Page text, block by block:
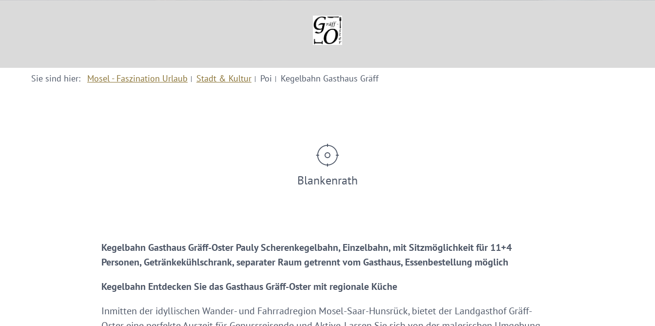
Sie sind hier: Mosel - Faszination Urlaub Stadt & Kultur Poi Kegelbahn Gasthaus Gräff
Blankenrath
Kegelbahn Gasthaus Gräff-Oster Pauly Scherenkegelbahn, Einzelbahn, mit Sitzmöglichkeit für 11+4
Personen, Getränkekühlschrank, separater Raum getrennt vom Gasthaus, Essenbestellung möglich
Kegelbahn Entdecken Sie das Gasthaus Gräff-Oster mit regionale Küche
Inmitten der idyllischen Wander- und Fahrradregion Mosel-Saar-Hunsrück, bietet der Landgasthof Gräff-